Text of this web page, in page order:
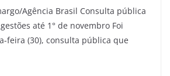
Agência Brasil Consulta pública
até 1° de novembro Foi
feira (30), consulta pública que